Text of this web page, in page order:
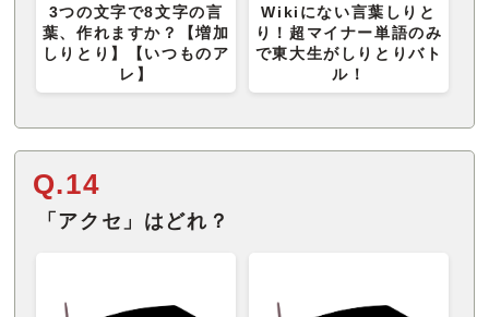
3つの文字で8文字の言
葉、作れますか？【増加
しりとり】【いつものア
レ】
Wikiにない言葉しりと
り！超マイナー単語のみ
で東大生がしりとりバト
ル！
Q.14
「アクセ」はどれ？